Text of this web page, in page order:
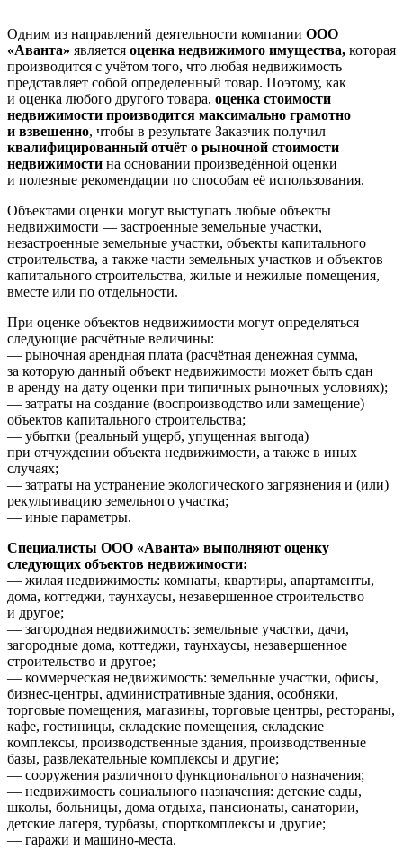
Одним из направлений деятельности компании ООО
«Аванта» является оценка недвижимого имущества, которая
производится с учётом того, что любая недвижимость
представляет собой определенный товар. Поэтому, как
и оценка любого другого товара, оценка стоимости
недвижимости производится максимально грамотно
и взвешенно, чтобы в результате Заказчик получил
квалифицированный отчёт о рыночной стоимости
недвижимости на основании произведённой оценки
и полезные рекомендации по способам её использования.
Объектами оценки могут выступать любые объекты
недвижимости — застроенные земельные участки,
незастроенные земельные участки, объекты капитального
строительства, а также части земельных участков и объектов
капитального строительства, жилые и нежилые помещения,
вместе или по отдельности.
При оценке объектов недвижимости могут определяться
следующие расчётные величины:
— рыночная арендная плата (расчётная денежная сумма,
за которую данный объект недвижимости может быть сдан
в аренду на дату оценки при типичных рыночных условиях);
— затраты на создание (воспроизводство или замещение)
объектов капитального строительства;
— убытки (реальный ущерб, упущенная выгода)
при отчуждении объекта недвижимости, а также в иных
случаях;
— затраты на устранение экологического загрязнения и (или)
рекультивацию земельного участка;
— иные параметры.
Специалисты ООО «Аванта» выполняют оценку
следующих объектов недвижимости:
— жилая недвижимость: комнаты, квартиры, апартаменты,
дома, коттеджи, таунхаусы, незавершенное строительство
и другое;
— загородная недвижимость: земельные участки, дачи,
загородные дома, коттеджи, таунхаусы, незавершенное
строительство и другое;
— коммерческая недвижимость: земельные участки, офисы,
бизнес-центры, административные здания, особняки,
торговые помещения, магазины, торговые центры, рестораны,
кафе, гостиницы, складские помещения, складские
комплексы, производственные здания, производственные
базы, развлекательные комплексы и другие;
— сооружения различного функционального назначения;
— недвижимость социального назначения: детские сады,
школы, больницы, дома отдыха, пансионаты, санатории,
детские лагеря, турбазы, спорткомплексы и другие;
— гаражи и машино-места.